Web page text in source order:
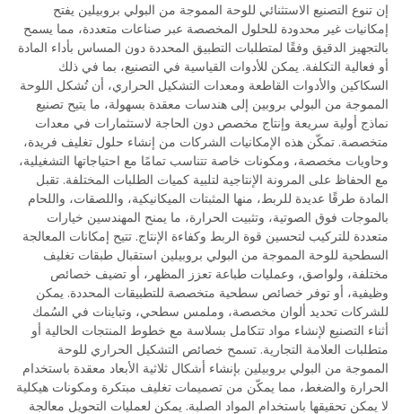
إن تنوع التصنيع الاستثنائي للوحة المموجة من البولي بروبيلين يفتح
إمكانيات غير محدودة للحلول المخصصة عبر صناعات متعددة، مما يسمح
بالتجهيز الدقيق وفقًا لمتطلبات التطبيق المحددة دون المساس بأداء المادة
أو فعالية التكلفة. يمكن للأدوات القياسية في التصنيع، بما في ذلك
السكاكين والأدوات القاطعة ومعدات التشكيل الحراري، أن تُشكل اللوحة
المموجة من البولي بروبين إلى هندسات معقدة بسهولة، ما يتيح تصنيع
نماذج أولية سريعة وإنتاج مخصص دون الحاجة لاستثمارات في معدات
متخصصة. تمكّن هذه الإمكانيات الشركات من إنشاء حلول تغليف فريدة،
وحاويات مخصصة، ومكونات خاصة تتناسب تمامًا مع احتياجاتها التشغيلية،
مع الحفاظ على المرونة الإنتاجية لتلبية كميات الطلبات المختلفة. تقبل
المادة طرقًا عديدة للربط، منها المثبتات الميكانيكية، واللصقات، واللحام
بالموجات فوق الصوتية، وتثبيت الحرارة، ما يمنح المهندسين خيارات
متعددة للتركيب لتحسين قوة الربط وكفاءة الإنتاج. تتيح إمكانات المعالجة
السطحية للوحة المموجة من البولي بروبيلين استقبال طبقات تغليف
مختلفة، ولواصق، وعمليات طباعة تعزز المظهر، أو تضيف خصائص
وظيفية، أو توفر خصائص سطحية متخصصة للتطبيقات المحددة. يمكن
للشركات تحديد ألوان مخصصة، وملمس سطحي، وتباينات في السُمك
أثناء التصنيع لإنشاء مواد تتكامل بسلاسة مع خطوط المنتجات الحالية أو
متطلبات العلامة التجارية. تسمح خصائص التشكيل الحراري للوحة
المموجة من البولي بروبيلين بإنشاء أشكال ثلاثية الأبعاد معقدة باستخدام
الحرارة والضغط، مما يمكّن من تصميمات تغليف مبتكرة ومكونات هيكلية
لا يمكن تحقيقها باستخدام المواد الصلبة. يمكن لعمليات التحويل معالجة